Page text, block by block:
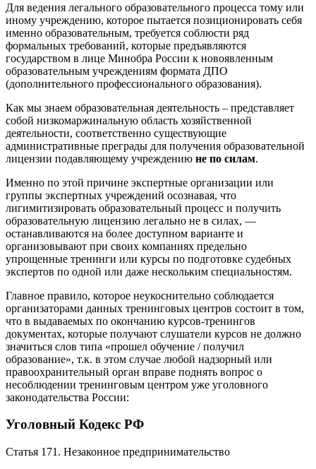
Для ведения легального образовательного процесса тому или
иному учреждению, которое пытается позиционировать себя
именно образовательным, требуется соблюсти ряд
формальных требований, которые предъявляются
государством в лице Минобра России к новоявленным
образовательным учреждениям формата ДПО
(дополнительного профессионального образования).
Как мы знаем образовательная деятельность – представляет
собой низкомаржинальную область хозяйственной
деятельности, соответственно существующие
административные преграды для получения образовательной
лицензии подавляющему учреждению не по силам.
Именно по этой причине экспертные организации или
группы экспертных учреждений осознавая, что
лигимитизировать образовательный процесс и получить
образовательную лицензию легально не в силах, —
останавливаются на более доступном варианте и
организовывают при своих компаниях предельно
упрощенные тренинги или курсы по подготовке судебных
экспертов по одной или даже нескольким специальностям.
Главное правило, которое неукоснительно соблюдается
организаторами данных тренинговых центров состоит в том,
что в выдаваемых по окончанию курсов-тренингов
документах, которые получают слушатели курсов не должно
значиться слов типа «прошел обучение / получил
образование», т.к. в этом случае любой надзорный или
правоохранительный орган вправе поднять вопрос о
несоблюдении тренинговым центром уже уголовного
законодательства России:
Уголовный Кодекс РФ
Статья 171. Незаконное предпринимательство